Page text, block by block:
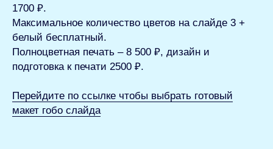
1700 ₽.
Максимальное количество цветов на слайде 3 +
белый бесплатный.
Полноцветная печать – 8 500 ₽, дизайн и
подготовка к печати 2500 ₽.
Перейдите по ссылке чтобы выбрать готовый
макет гобо слайда